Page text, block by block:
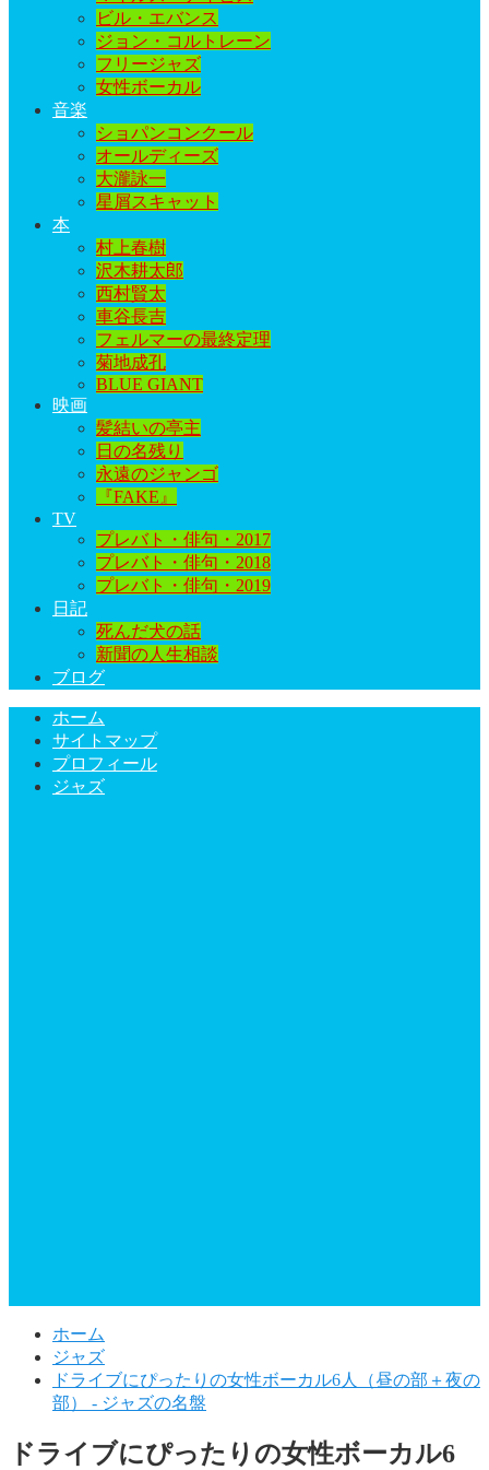
ビル・エバンス
ジョン・コルトレーン
フリージャズ
女性ボーカル
音楽
ショパンコンクール
オールディーズ
大瀧詠一
星屑スキャット
本
村上春樹
沢木耕太郎
西村賢太
車谷長吉
フェルマーの最終定理
菊地成孔
BLUE GIANT
映画
髪結いの亭主
日の名残り
永遠のジャンゴ
『FAKE』
TV
プレバト・俳句・2017
プレバト・俳句・2018
プレバト・俳句・2019
日記
死んだ犬の話
新聞の人生相談
ブログ
ホーム
サイトマップ
プロフィール
ジャズ
ホーム
ジャズ
ドライブにぴったりの女性ボーカル6人（昼の部＋夜の
部） - ジャズの名盤
ドライブにぴったりの女性ボーカル6